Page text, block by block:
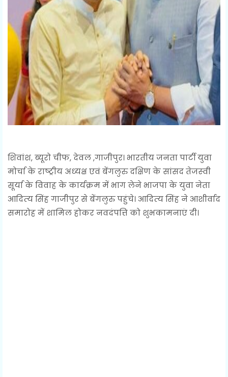
शिवांश, ब्यूरो चीफ, देवल ,गाजीपुर। भारतीय जनता पार्टी युवा
मोर्चा के राष्‍ट्रीय अध्‍यक्ष एवं बेंगलुरु दक्षिण के सांसद तेजस्‍वी
सूर्या के विवाह के कार्यक्रम में भाग लेने भाजपा के युवा नेता
आदित्‍य सिंह गाजीपुर से बेंगलुरु पहुंचे। आदित्‍य सिंह ने आशीर्वाद
समारोह में शामिल होकर नवदंपत्ति को शुभकामनाएं दी।